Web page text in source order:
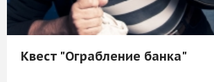
Квест "Ограбление банка"